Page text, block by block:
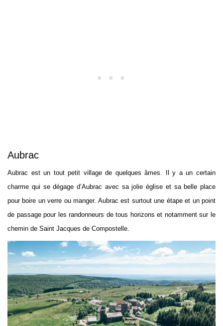
Aubrac
Aubrac est un tout petit village de quelques âmes. Il y a un certain
charme qui se dégage d’Aubrac avec sa jolie église et sa belle place
pour boire un verre ou manger. Aubrac est surtout une étape et un point
de passage pour les randonneurs de tous horizons et notamment sur le
chemin de Saint Jacques de Compostelle.